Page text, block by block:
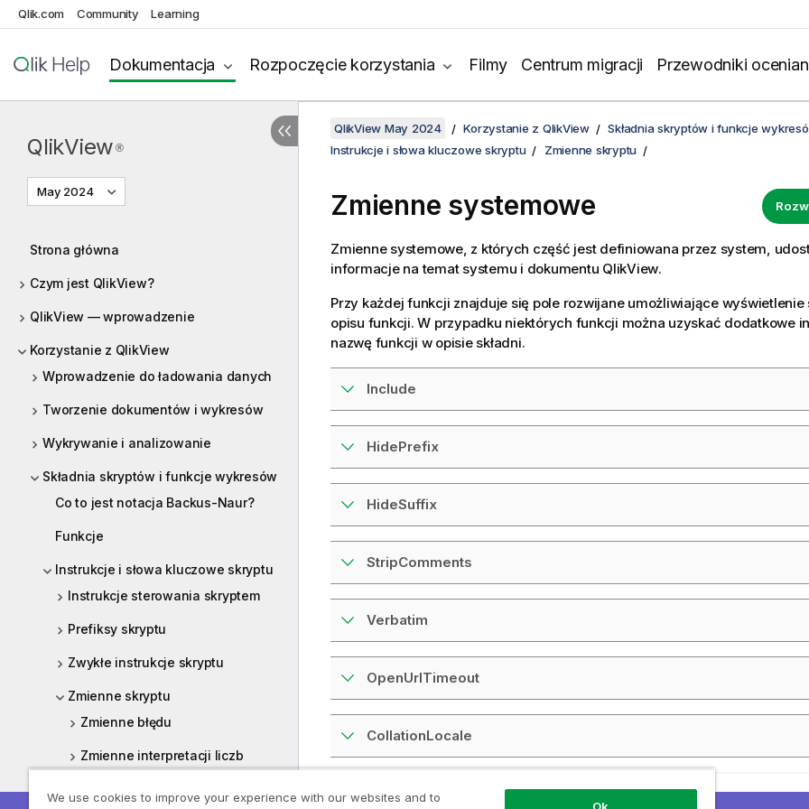
Qlik.com Community Learning
Dokumentacja Rozpoczęcie korzystania Filmy Centrum migracji Przewodniki
QlikView ®
May 2024
Strona główna
Czym jest QlikView?
QlikView — wprowadzenie
Korzystanie z QlikView
Wprowadzenie do ładowania danych
Tworzenie dokumentów i wykresów
Wykrywanie i analizowanie
Składnia skryptów i funkcje wykresów
Co to jest notacja Backus-Naur?
Funkcje
Instrukcje i słowa kluczowe skryptu
Instrukcje sterowania skryptem
Prefiksy skryptu
Zwykłe instrukcje skryptu
Zmienne skryptu
Zmienne błędu
Zmienne interpretacji liczb
Zmienne systemowe
QlikView May 2024 Korzystanie z QlikView
Składnia skryptów i funkcje
Instrukcje i słowa kluczowe skryptu
Zmienne skryptu
Zmienne systemowe
Zmienne systemowe, z których część jest definiowana przez system,
informacje na temat systemu i dokumentu QlikView.
Przy każdej funkcji znajduje się pole rozwijane umożliwiające wyświetlenie
opisu funkcji. W przypadku niektórych funkcji można uzyskać dodatkowe
nazwę funkcji w opisie składni.
Include
HidePrefix
HideSuffix
StripComments
Verbatim
OpenUrlTimeout
CollationLocale
Poprzedni temat
We use cookies to improve your experience with our websites and to